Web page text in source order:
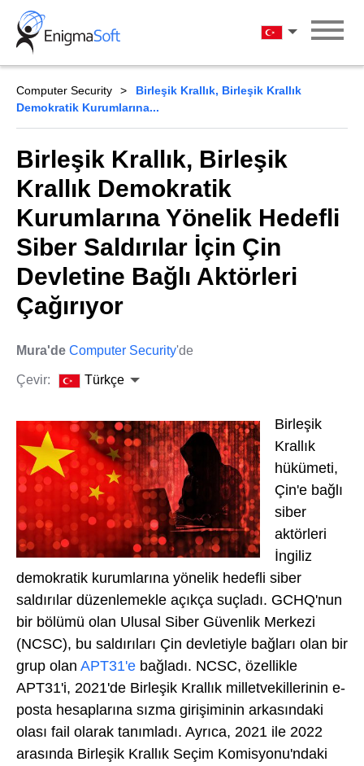
Skip
content
Türkçe
Computer Security
Birleşik Krallık, Birleşik Krallık
Demokratik Kurumlarına...
Birleşik Krallık, Birleşik
Krallık Demokratik
Kurumlarına Yönelik Hedefli
Siber Saldırılar İçin Çin
Devletine Bağlı Aktörleri
Çağırıyor
Mura'de Computer Security'de
Çevir: Türkçe
Birleşik
Krallık
hükümeti,
Çin'e bağlı
siber
aktörleri
İngiliz
demokratik kurumlarına yönelik hedefli siber
saldırılar düzenlemekle açıkça suçladı. GCHQ'nun
bir bölümü olan Ulusal Siber Güvenlik Merkezi
(NCSC), bu saldırıları Çin devletiyle bağları olan bir
grup olan APT31'e bağladı. NCSC, özellikle
APT31'i, 2021'de Birleşik Krallık milletvekillerinin e-
posta hesaplarına sızma girişiminin arkasındaki
olası fail olarak tanımladı. Ayrıca, 2021 ile 2022
arasında Birleşik Krallık Seçim Komisyonu'ndaki